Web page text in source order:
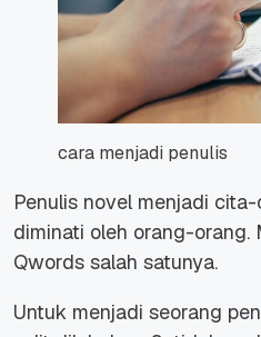
cara menjadi penulis
Penulis novel menjadi
diminati oleh orang-orang.
Qwords salah satunya.
Untuk menjadi seorang